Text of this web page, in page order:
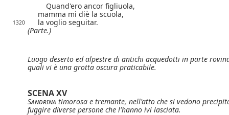
Quand'ero ancor figliuola,
mamma mi diè la scuola,
1320
la voglio seguitar.
(Parte.)
Luogo deserto ed alpestre di antichi acquedotti in parte
quali vi è una grotta oscura praticabile.
SCENA XV
Sandrina timorosa e tremante, nell'atto che si vedono
fuggire diverse persone che l'hanno ivi lasciata.